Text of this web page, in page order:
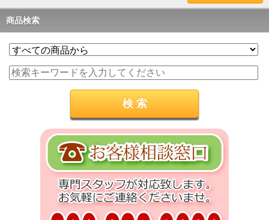
商品検索